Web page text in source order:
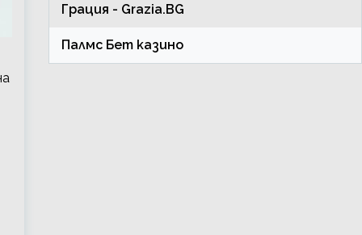
Грация - Grazia.BG
Палмс Бет казино